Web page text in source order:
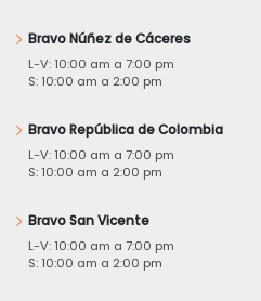
Bravo Núñez de Cáceres
L-V: 10:00 am a 7:00 pm
S: 10:00 am a 2:00 pm
Bravo República de Colombia
L-V: 10:00 am a 7:00 pm
S: 10:00 am a 2:00 pm
Bravo San Vicente
L-V: 10:00 am a 7:00 pm
S: 10:00 am a 2:00 pm